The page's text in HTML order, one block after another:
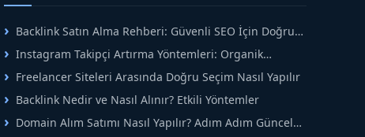
Backlink Satın Alma Rehberi: Güvenli SEO İçin Doğru
Instagram Takipçi Artırma Yöntemleri: Organik
Büyüme Rehberi
Freelancer Siteleri Arasında Doğru Seçim Nasıl Yapılır
Backlink Nedir ve Nasıl Alınır? Etkili Yöntemler
Domain Alım Satımı Nasıl Yapılır? Adım Adım Güncel